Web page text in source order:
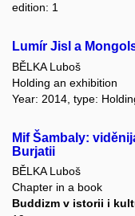
edition: 1
Lumír Jisl a
BĚLKA Luboš
Holding an exhibition
Year: 2014, type:
Mif Šambaly:
Burjatii
BĚLKA Luboš
Chapter in a book
Buddizm v istorii i